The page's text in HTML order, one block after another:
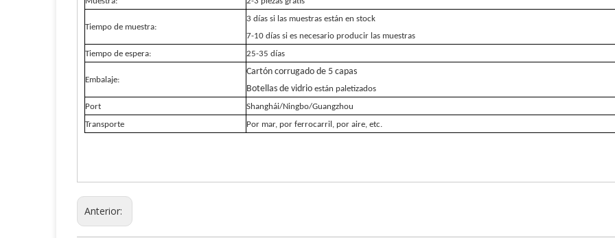
Tiempo de muestra:
3 días si las muestras están en stock
7-10 días si es necesario producir las muestras
Tiempo de espera:
25-35 días
Embalaje:
Cartón corrugado de 5 capas
Botellas de vidrio están paletizados
Port
Shanghái/Ningbo/Guangzhou
Transporte
Por mar, por ferrocarril, por aire, etc.
Anterior: